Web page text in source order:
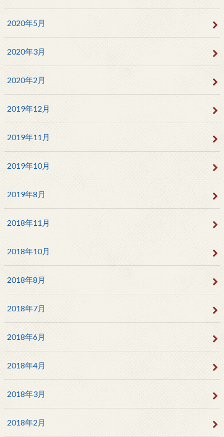
2020年5月
2020年3月
2020年2月
2019年12月
2019年11月
2019年10月
2019年8月
2018年11月
2018年10月
2018年8月
2018年7月
2018年6月
2018年4月
2018年3月
2018年2月